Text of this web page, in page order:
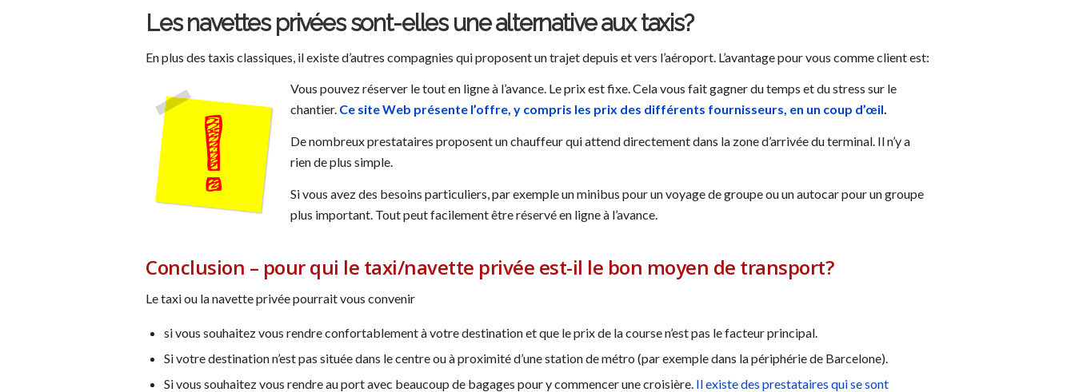
Les navettes privées sont-elles une alternative aux taxis?
En plus des taxis classiques, il existe d’autres compagnies qui proposent un trajet depuis et vers l’aéroport. L’avantage pour vous comme client est:
Vous pouvez réserver le tout en ligne à l’avance. Le prix est fixe. Cela vous fait gagner du temps et du stress sur le
chantier. Ce site Web présente l’offre, y compris les prix des différents fournisseurs, en un coup d’œil.
De nombreux prestataires proposent un chauffeur qui attend directement dans la zone d’arrivée du terminal. Il n’y a
rien de plus simple.
Si vous avez des besoins particuliers, par exemple un minibus pour un voyage de groupe ou un autocar pour un groupe
plus important. Tout peut facilement être réservé en ligne à l’avance.
Conclusion – pour qui le taxi/navette privée est-il le bon moyen de transport?
Le taxi ou la navette privée pourrait vous convenir
si vous souhaitez vous rendre confortablement à votre destination et que le prix de la course n’est pas le facteur principal.
Si votre destination n’est pas située dans le centre ou à proximité d’une station de métro (par exemple dans la périphérie de Barcelone).
Si vous souhaitez vous rendre au port avec beaucoup de bagages pour y commencer une croisière. Il existe des prestataires qui se sont